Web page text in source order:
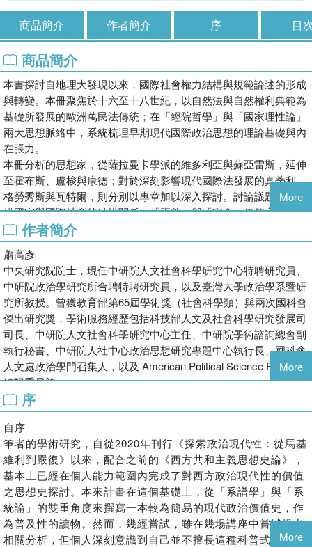
商品簡介 作者簡介 序 目
商品簡介
本書探討自地理大發現以來，國際社會權力結構與規範論述的形成
與轉變。本冊聚焦於十六至十八世紀，以自然法與自然權利典範為
基礎所發展的歐洲萬民法傳統；在「經院哲學」與「國家理性論」
兩大思想脈絡中，系統梳理早期現代國際政治思想的理論基礎與內
在張力。
本冊分析的思想家，從薩拉曼卡學派的維多利亞與蘇亞雷斯，延伸
至霍布斯、盧梭與康德；對於深刻影響現代國際法發展的真蒂利、
格勞秀斯與瓦特爾，則分別以專章加以深入探討。討論議題涵蓋主
權國家與國際社會的結構關係、「正義」與「安全」價值之張力、
義戰論與正規戰理論的演變、西發利亞國際體系中的權力平衡、歐
洲「文明民族」自我認同與殖民法權的建構，以及「永久和平」的
理想及其理論基礎。
全書所處理的多位思想家與核心議題，為中文學界首次基於原典所
進行的系統性學術分析。研究方法結合歷史脈絡、思想家的理論意
圖，並參酌當代國際政治思想的重要研究成果，對歐洲萬民法傳統
提出兼具義理分析與內在批判的詮釋。
More
作者簡介
蕭高彥
中央研究院院士，現任中研院人文社會科學研究中心特聘研究員、
中研院政治學研究所合聘特聘研究員，以及臺灣大學政治學系暨研
究所教授。曾獲教育部第65屆學術獎（社會科學類）與兩次國科會
傑出研究獎，學術服務經歷包括科技部人文及社會科學研究發展司
司長、中研院人文社會科學研究中心主任、中研院學術諮詢總會副
執行秘書、中研院人社中心政治思想研究專題中心執行長、國科會
人文處政治學門召集人，以及 American Political Science Review
編輯委員等。
More
序
自序
筆者的學術研究，自從2020年刊行《探索政治現代性：從馬基
維利到嚴復》以來，配合之前的《西方共和主義思想史論》，
基本上已經在個人能力範圍內完成了對西方政治現代性的價值
之思想史探討。本來計畫在這個基礎上，從「系譜學」與「系
統論」的雙重角度來撰寫一本較為簡易的現代政治價值史，作
為普及性的讀物。然而，幾經嘗試，雖在幾場講座中嘗試提出
相關分析，但個人深刻意識到自己並不擅長這種科普式的寫作
More